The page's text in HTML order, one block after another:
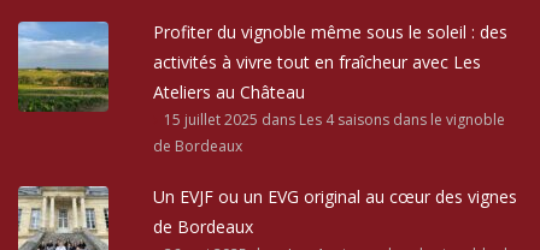
Profiter du vignoble même sous le soleil : des
activités à vivre tout en fraîcheur avec Les
Ateliers au Château
15 juillet 2025 dans Les 4 saisons dans le vignoble
de Bordeaux
Un EVJF ou un EVG original au cœur des vignes
de Bordeaux